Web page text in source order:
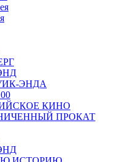
ЭНДА
КИНО
ПРОКАТ